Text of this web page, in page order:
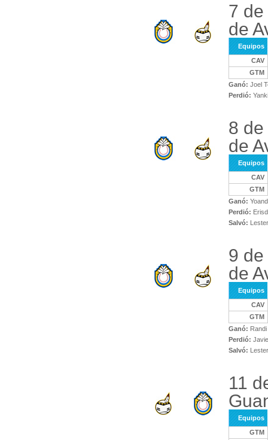
7
de
Equipos
CAV
GTM
Ganó: Joel
Perdió:
8
de
Equipos
CAV
GTM
Ganó:
Perdió:
Salvó:
9
de
Equipos
CAV
GTM
Ganó:
Perdió:
Salvó:
11
Equipos
GTM